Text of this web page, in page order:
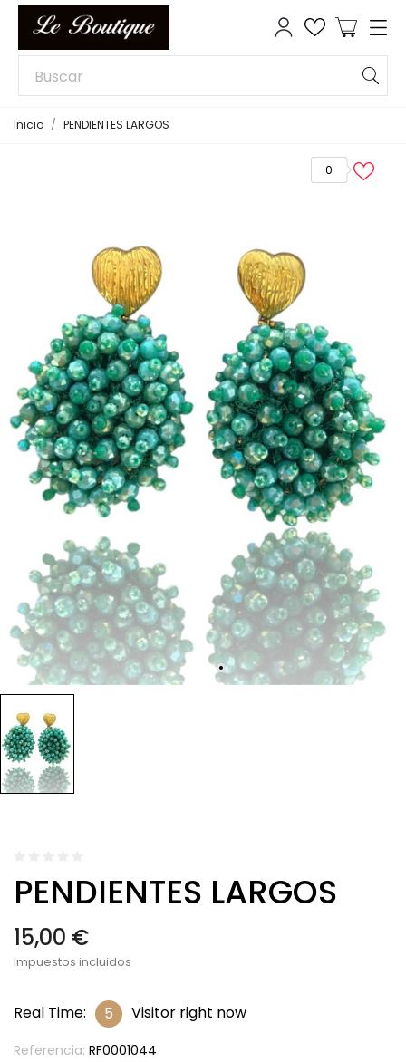
Inicio PENDIENTES LARGOS
0
PENDIENTES LARGOS
15,00 €
Impuestos incluidos
Real Time: 6 Visitor right now
Referencia: RF0001044